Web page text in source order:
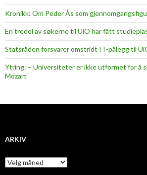
Kronikk: Om Peder Ås som
En tredel av søkerne til UiO har fått
Statsråden forsvarer omstridt IT-pålegg til
Ytring: – Universiteter er ikke utformet for å
Mozart
ARKIV
A
r